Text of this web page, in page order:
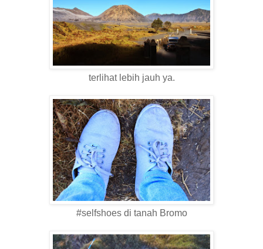
terlihat lebih jauh ya.
#selfshoes di tanah Bromo